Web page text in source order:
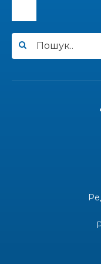
15:24
31 лип
“Серпневі
Юні
«Дві музи»